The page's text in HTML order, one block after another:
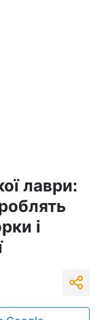
лаври:
і